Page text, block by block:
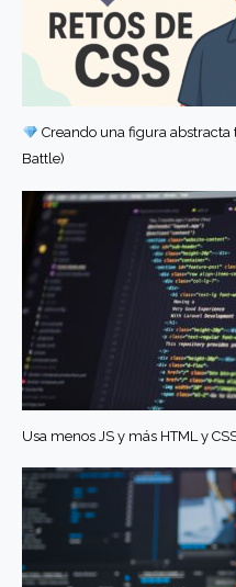
Creando una figura abstracta
Battle)
Usa menos JS y más HTML y